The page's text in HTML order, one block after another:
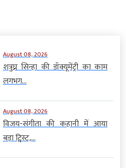
August 08, 2026
शत्रुघ्न सिन्हा की डॉक्यूमेंट्री का काम
लगभग...
August 08, 2026
विजय-संगीता की कहानी में आया
बड़ा ट्विस्ट,...